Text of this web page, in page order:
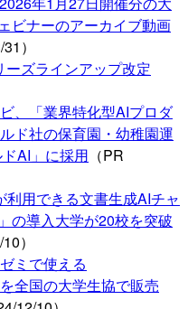
ビナーのアーカイブ動画
）
ーズラインアップ改定
、「業界特化型AIプロダ
ド社の保育園・幼稚園運
AI」に採用 （PR
利用できる文書生成AIチャ
の導入大学が20校を突破
）
ミで使える
全国の大学生協で販売